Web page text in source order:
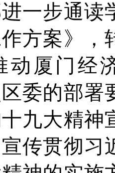
一步通读
方案》，
动厦门经
委的部署
九大精神
传贯彻习